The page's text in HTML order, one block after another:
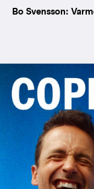
Bo Svensson: